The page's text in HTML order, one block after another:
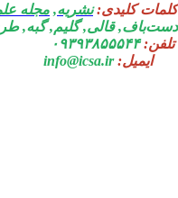
کلیدی: نشریه,مجله
قالی, گلیم, گبه,
۰۹۳۹۳۸۵۵۵۴۴
ایمیل:info@icsa.ir